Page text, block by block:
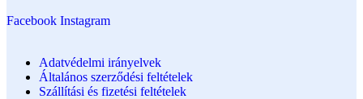
Facebook Instagram
Adatvédelmi irányelvek
Általános szerződési feltételek
Szállítási és fizetési feltételek